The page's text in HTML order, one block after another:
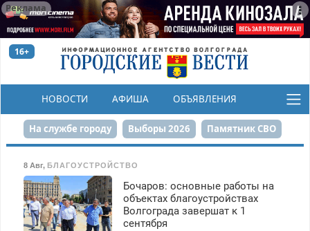
Реклама
16+
НОВОСТИ АФИША ОБЪЯВЛЕНИЯ
КОНКУРСЫ
На службе городу Выборы 2026 Памятник СВО
Сталинград в сердце
Набережная День Победы Реконструкция ЦПКиО
80-летие Победы Парк Героев-летчиков
8 Авг, БЛАГОУСТРОЙСТВО
Бочаров: основные работы на
объектах благоустройствах
Волгограда завершат к 1
сентября